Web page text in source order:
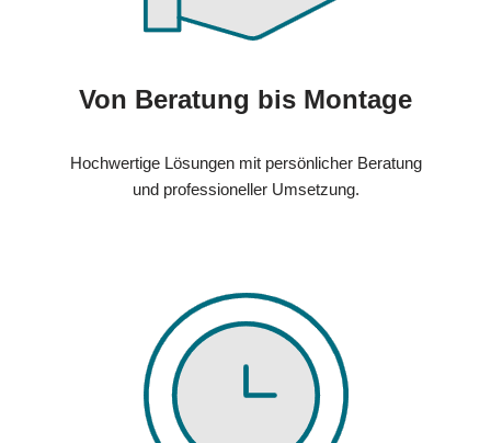
Von Beratung bis Montage
Hochwertige Lösungen mit persönlicher Beratung
und professioneller Umsetzung.